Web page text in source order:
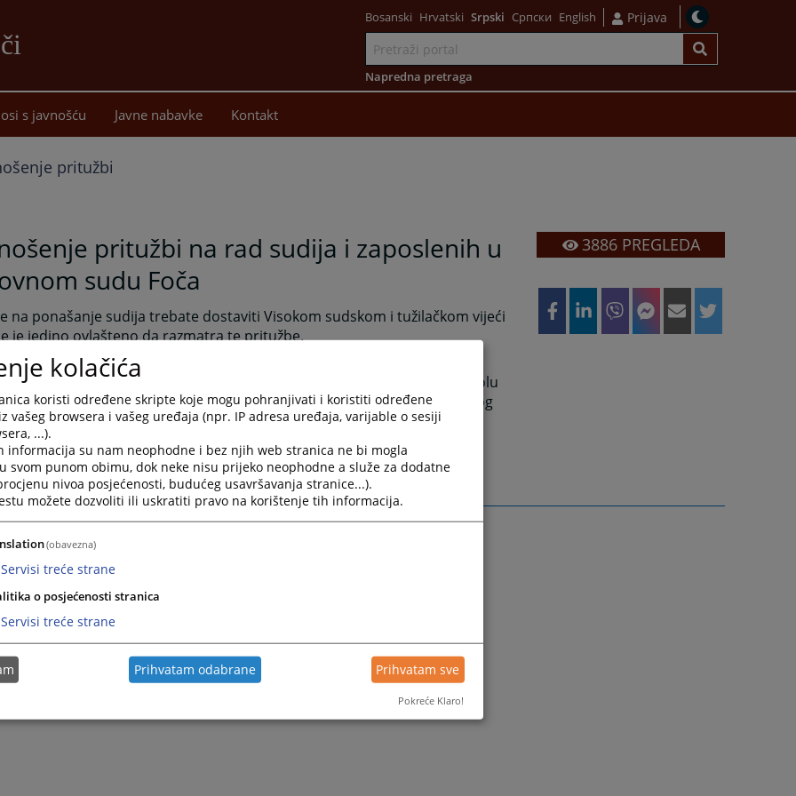
sadržaj
Bosanski Hrvatski Srpski Српски English Prijava
Napredna pretraga
s javnošću Javne nabavke Kontakt
pritužbi
pritužbi na rad sudija i zaposlenih u
sudu Foča
na ponašanje sudija trebate dostaviti Visokom sudskom i tužilačkom vijeći
je jedino ovlašteno da razmatra te pritužbe.
pritužbe i sugestije koje se odnose na rad suda i zaposlenih u
sudu u Foči stranke mogu lično ostaviti u sandučić koji se nalazi u holu
zgrade Osnovnog suda u Foči ili na mail adresu predsjedniku Osnovnog
Antoneli Jokanović-Janjić.
3886PREGLEDA
kolačića
koristi određene skripte koje mogu pohranjivati i koristiti određene
vašeg browsera i vašeg uređaja (npr. IP adresa uređaja, varijable o sesiji
...).
informacija su nam neophodne i bez njih web stranica ne bi mogla
svom punom obimu, dok neke nisu prijeko neophodne a služe za dodatne
nivoa posjećenosti, budućeg usavršavanja stranice...).
možete dozvoliti ili uskratiti pravo na korištenje tih informacija.
(obavezna)
Servisi treće strane
o posjećenosti stranica
Servisi treće strane
Prihvatam odabrane Prihvatam sve
Pokreće Klaro!